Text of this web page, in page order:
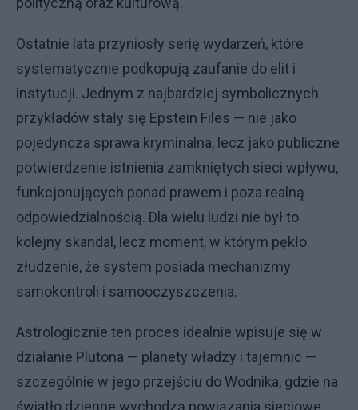
Ostatnie lata przyniosły serię wydarzeń, które
systematycznie podkopują zaufanie do elit i
instytucji. Jednym z najbardziej symbolicznych
przykładów stały się Epstein Files — nie jako
pojedyncza sprawa kryminalna, lecz jako publiczne
potwierdzenie istnienia zamkniętych sieci wpływu,
funkcjonujących ponad prawem i poza realną
odpowiedzialnością. Dla wielu ludzi nie był to
kolejny skandal, lecz moment, w którym pękło
złudzenie, że system posiada mechanizmy
samokontroli i samooczyszczenia.
Astrologicznie ten proces idealnie wpisuje się w
działanie Plutona — planety władzy i tajemnic —
szczególnie w jego przejściu do Wodnika, gdzie na
światło dzienne wychodzą powiązania sieciowe,